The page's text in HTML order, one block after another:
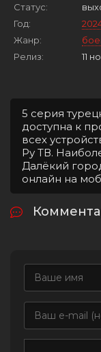
Статус:
Год:
Жанр:
Релиз:
11
5 серия
доступна к
всех
Ру ТВ.
Далёкий
онлайн на